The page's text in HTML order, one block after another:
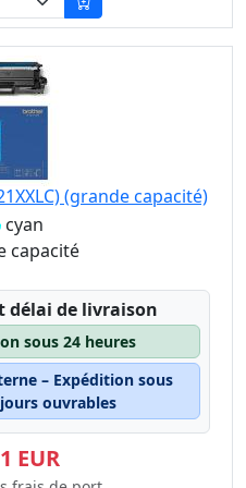
(grande capacité)
cyan
capacité
délai de livraison
sous 24 heures
– Expédition sous
ouvrables
EUR